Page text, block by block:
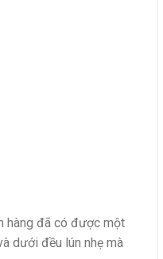
hàng đã có được một
dưới đều lún nhẹ mà